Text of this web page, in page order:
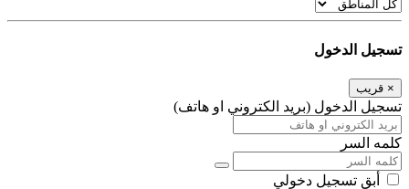
تسجيل الدخول
× قريب
تسجيل الدخول (بريد الكتروني او هاتف)
كلمه السر
أبق تسجيل دخولي